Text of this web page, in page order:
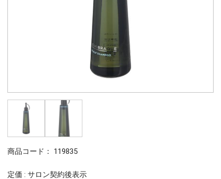
商品コード： 119835
定価 : サロン契約後表示